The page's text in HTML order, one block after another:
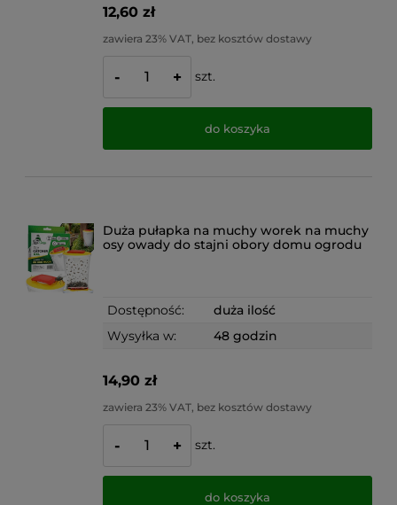
12,60 zł
zawiera 23% VAT, bez kosztów dostawy
- + szt.
do koszyka
Duża pułapka na muchy worek na muchy
osy owady do stajni obory domu ogrodu
Dostępność:
duża ilość
Wysyłka w:
48 godzin
14,90 zł
zawiera 23% VAT, bez kosztów dostawy
- + szt.
do koszyka